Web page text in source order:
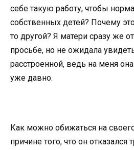
себе такую работу, чтобы
собственных детей? Почему
то другой? Я матери сразу же
просьбе, но не ожидала
расстроенной, ведь на меня
уже давно.
Как можно обижаться на
причине того, что он отказался